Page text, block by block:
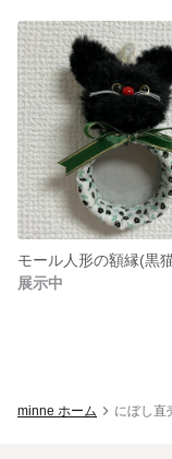
モール人形の額縁(黒
展示中
minne ホーム にぼし直